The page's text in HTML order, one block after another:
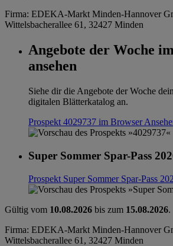
Firma: EDEKA-Markt Minden-Hannover
Wittelsbacherallee 61, 32427 Minden
Angebote der Woche
ansehen
Siehe dir die Angebote der Woche
digitalen Blätterkatalog an.
Prospekt 4029737 im Browser
Super Sommer Spar-Pass
Prospekt Super Sommer Spar-Pass
Gültig vom 10.08.2026 bis zum 15.08.2026.
Firma: EDEKA-Markt Minden-Hannover
Wittelsbacherallee 61, 32427 Minden